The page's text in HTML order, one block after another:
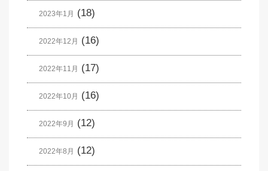
2023年1月 (18)
2022年12月 (16)
2022年11月 (17)
2022年10月 (16)
2022年9月 (12)
2022年8月 (12)